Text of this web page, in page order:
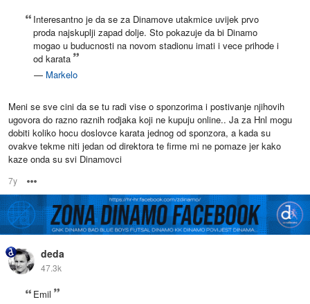
Interesantno je da se za Dinamove utakmice uvijek prvo
proda najskuplji zapad dolje. Sto pokazuje da bi Dinamo
mogao u buducnosti na novom stadionu imati i vece prihode i
od karata
— Markelo
Meni se sve cini da se tu radi vise o sponzorima i postivanje njihovih
ugovora do razno raznih rodjaka koji ne kupuju online.. Ja za Hnl mogu
dobiti koliko hocu doslovce karata jednog od sponzora, a kada su
ovakve tekme niti jedan od direktora te firme mi ne pomaze jer kako
kaze onda su svi Dinamovci
7y
deda
47.3k
Emil